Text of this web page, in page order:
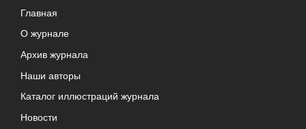
Главная
О журнале
Архив журнала
Наши авторы
Каталог иллюстраций журнала
Новости